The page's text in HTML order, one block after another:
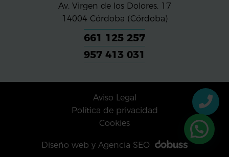
Av. Virgen de los Dolores, 17
14004 Córdoba (Córdoba)
661 125 257
957 413 031
Aviso Legal
Política de privacidad
Cookies
Diseño web y Agencia SEO